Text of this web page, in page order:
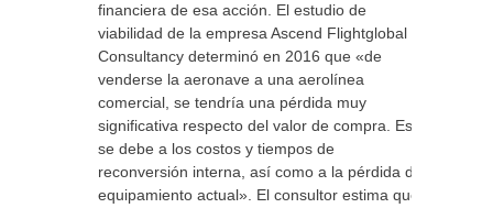
financiera de esa acción. El estudio de
viabilidad de la empresa Ascend Flightglobal
Consultancy determinó en 2016 que «de
venderse la aeronave a una aerolínea
comercial, se tendría una pérdida muy
significativa respecto del valor de compra. Esto
se debe a los costos y tiempos de
reconversión interna, así como a la pérdida del
equipamiento actual». El consultor estima que,